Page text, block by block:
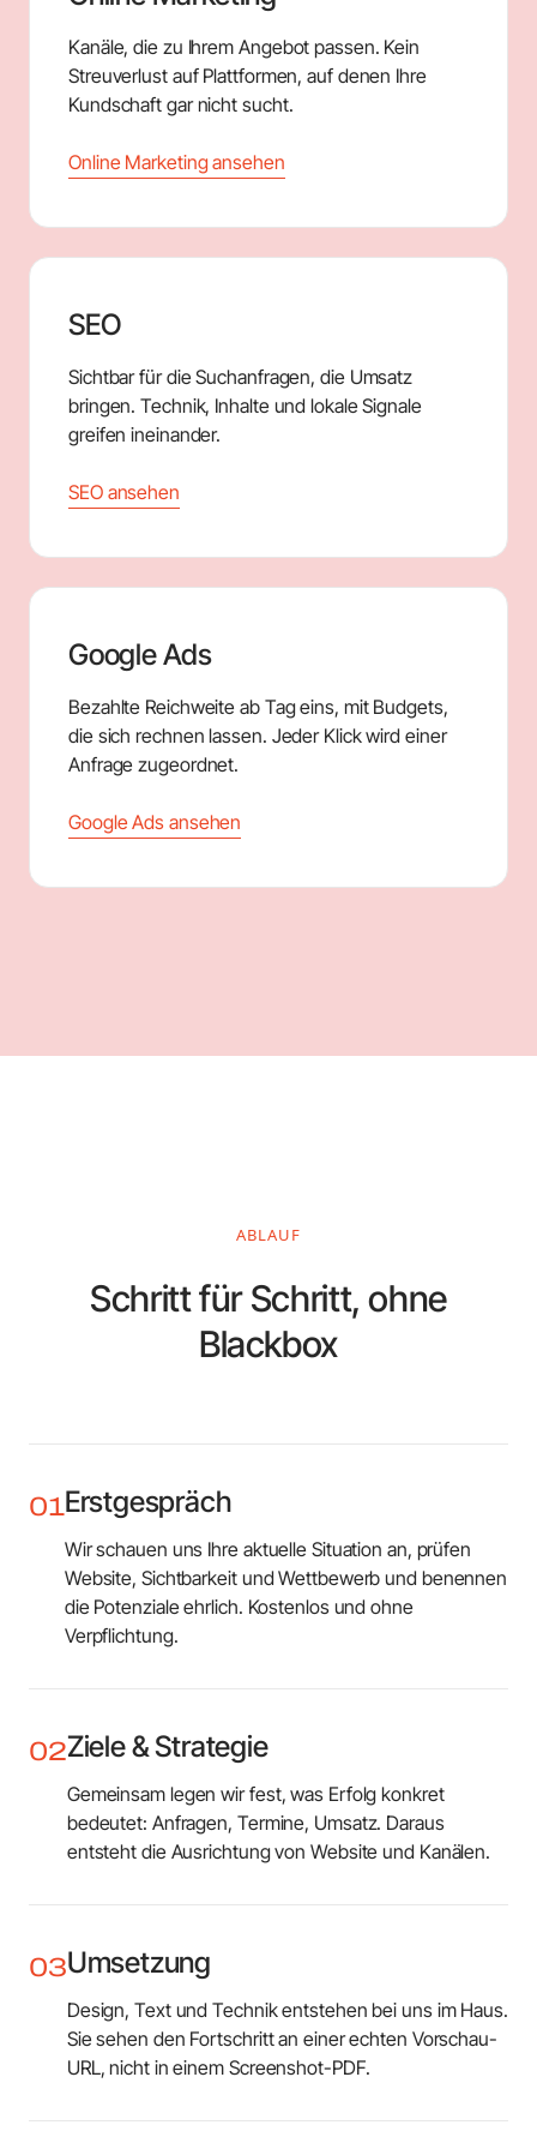
Kanäle, die zu Ihrem Angebot passen. Kein
Streuverlust auf Plattformen, auf denen Ihre
Kundschaft gar nicht sucht.
Online Marketing ansehen
SEO
Sichtbar für die Suchanfragen, die Umsatz
bringen. Technik, Inhalte und lokale Signale
greifen ineinander.
SEO ansehen
Google Ads
Bezahlte Reichweite ab Tag eins, mit Budgets,
die sich rechnen lassen. Jeder Klick wird einer
Anfrage zugeordnet.
Google Ads ansehen
ABLAUF
Schritt für Schritt, ohne
Blackbox
01Erstgespräch
Wir schauen uns Ihre aktuelle Situation an, prüfen
Website, Sichtbarkeit und Wettbewerb und benennen
die Potenziale ehrlich. Kostenlos und ohne
Verpflichtung.
02Ziele & Strategie
Gemeinsam legen wir fest, was Erfolg konkret
bedeutet: Anfragen, Termine, Umsatz. Daraus
entsteht die Ausrichtung von Website und Kanälen.
03Umsetzung
Design, Text und Technik entstehen bei uns im Haus.
Sie sehen den Fortschritt an einer echten Vorschau-
URL, nicht in einem Screenshot-PDF.